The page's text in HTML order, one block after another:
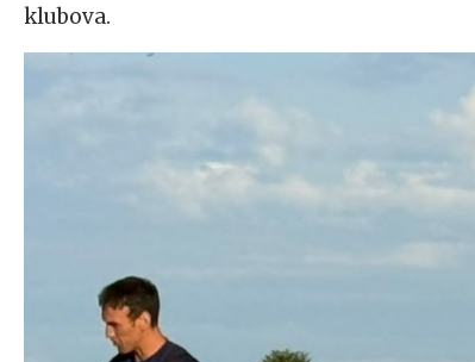
klubova.